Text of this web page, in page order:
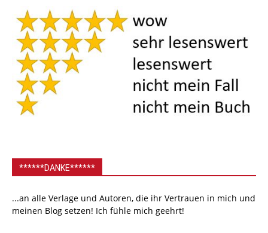
******DANKE******
...an alle Verlage und Autoren, die ihr Vertrauen in mich und
meinen Blog setzen! Ich fühle mich geehrt!